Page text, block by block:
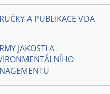
A PUBLIKACE VDA
JAKOSTI A